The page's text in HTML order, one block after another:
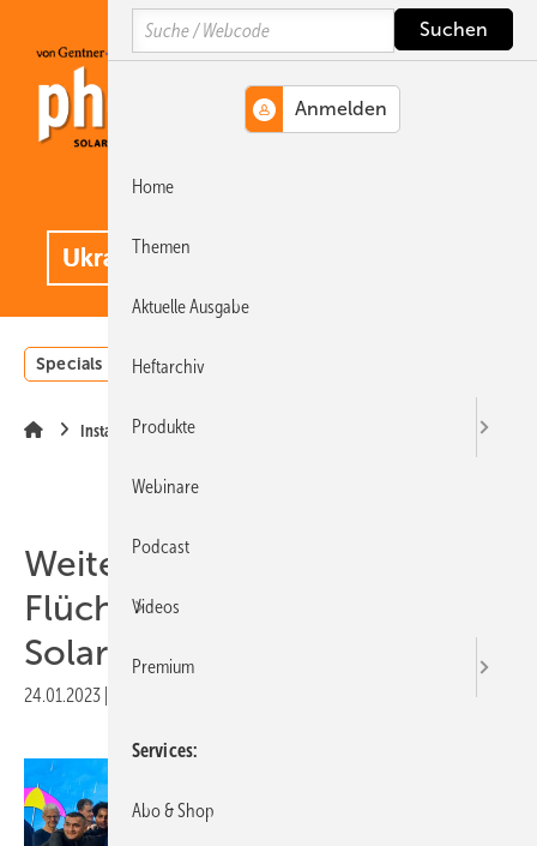
Hauptinhalt
Hauptmenü
SiteSearch
Specials Einstrahlungsatlas
Installation
Weiterbildungsinitiative für
Flüchtlinge gewinnt
Solarpreis
24.01.2023
Search
Home
Themen
Aktuelle Ausgabe
Heftarchiv
Produkte
Webinare
Podcast
Videos
Premium
Services
Abo & Shop